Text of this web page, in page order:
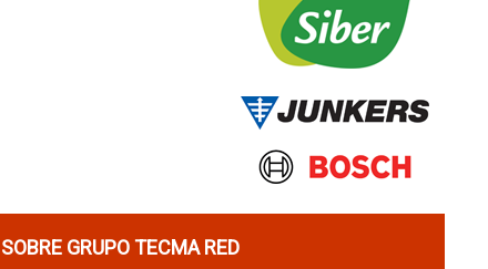
SOBRE GRUPO TECMA RED